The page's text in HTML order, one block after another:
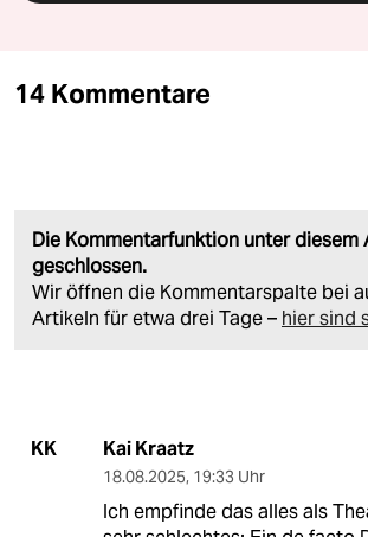
14 Kommentare
Die Kommentarfunktion unter diesem
geschlossen.
Wir öffnen die Kommentarspalte bei
Artikeln für etwa drei Tage – hier sind
KK Kai Kraatz
18.08.2025, 19:33 Uhr
Ich empfinde das alles als